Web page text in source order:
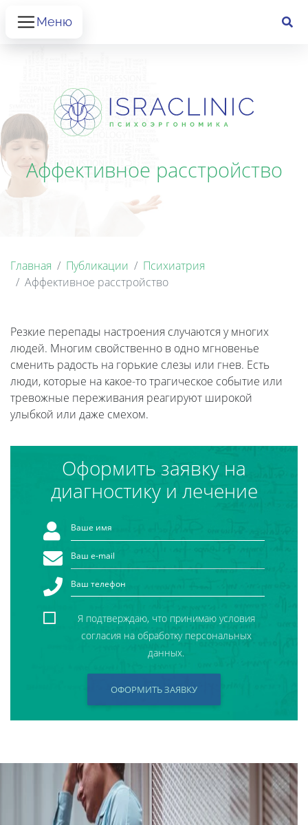
Меню
Аффективное расстройство
Главная Публикации
Психиатрия
Аффективное расстройство
Резкие перепады настроения случаются у многих
людей. Многим свойственно в одно мгновенье
сменить радость на горькие слезы или гнев. Есть
люди, которые на какое-то трагическое событие или
тревожные переживания реагируют широкой
улыбкой или даже смехом.
Оформить заявку на
диагностику и лечение
Я подтверждаю, что принимаю условия
согласия на обработку персональных
данных.
ОФОРМИТЬ ЗАЯВКУ